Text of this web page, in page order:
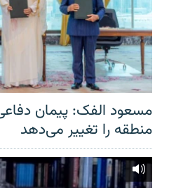
مسعود الفک: پیمان
منطقه را تغییر می‌دهد